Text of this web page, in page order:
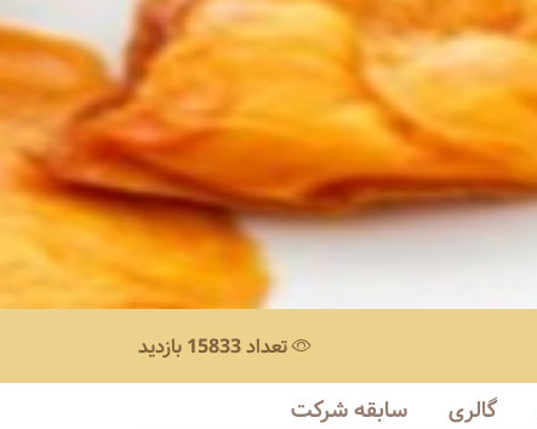
تعداد 15833 بازدید
گالری سابقه شرکت